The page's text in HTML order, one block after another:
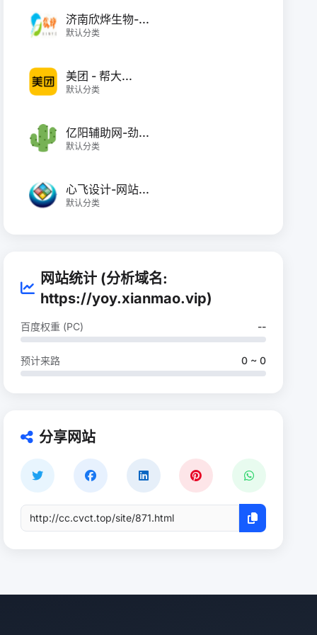
济南欣烨生物-...
默认分类
美团 - 帮大...
默认分类
亿阳辅助网-劲...
默认分类
心飞设计-网站...
默认分类
网站统计 (分析域名:
https://yoy.xianmao.vip)
百度权重 (PC) --
预计来路 0 ~ 0
分享网站